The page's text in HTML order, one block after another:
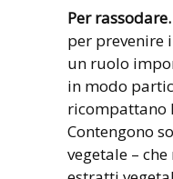
Per rassodare.
per prevenire
un ruolo
in modo
ricompattano
Contengono
vegetale –